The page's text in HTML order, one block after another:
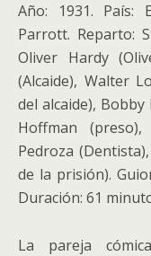
Año: 1931. País:
Parrott. Reparto:
Oliver Hardy
(Alcaide), Walter
del alcaide),
Hoffman
Pedroza
de la prisión).
Duración: 61
La pareja cómica